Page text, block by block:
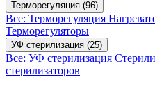
Терморегуляция (96)
Все: Терморегуляция
Терморегуляторы
УФ стерилизация (25)
Все: УФ стерилизация
стерилизаторов